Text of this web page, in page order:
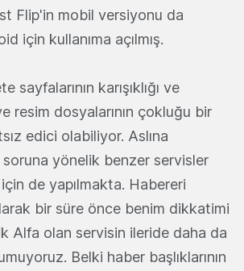
Flip'in mobil versiyonu da
için kullanıma açılmış.
sayfalarının karışıklığı ve
resim dosyalarının çokluğu bir
edici olabiliyor. Aslına
soruna yönelik benzer servisler
de yapılmakta. Habereri
bir süre önce benim dikkatimi
Alfa olan servisin ileride daha da
Belki haber başlıklarının